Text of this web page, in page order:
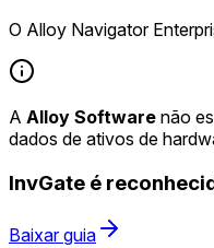
O Alloy Navigator
A Alloy Software não
dados de ativos de
InvGate é
Baixar guia